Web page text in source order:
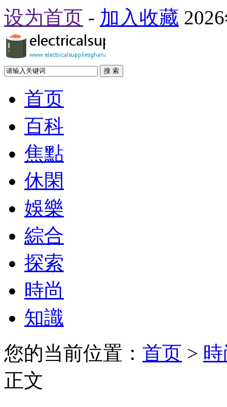
设为首页 - 加入收藏
搜 索
首页
百科
焦點
休閑
娛樂
綜合
探索
時尚
知識
您的当前位置： 首页 >
正文